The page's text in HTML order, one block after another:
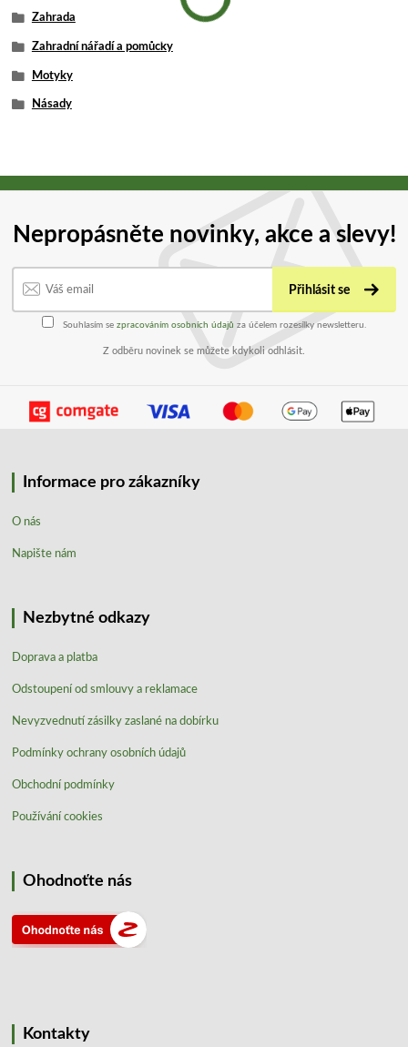
Zahrada
Zahradní nářadí a pomůcky
Motyky
Násady
Nepropásněte novinky, akce a slevy!
Přihlásit se
Souhlasím se zpracováním osobních údajů za účelem rozesílky newsletteru.
Z odběru novinek se můžete kdykoli odhlásit.
Informace pro zákazníky
O nás
Napište nám
Nezbytné odkazy
Doprava a platba
Odstoupení od smlouvy a reklamace
Nevyzvednutí zásilky zaslané na dobírku
Podmínky ochrany osobních údajů
Obchodní podmínky
Používání cookies
Ohodnoťte nás
Kontakty